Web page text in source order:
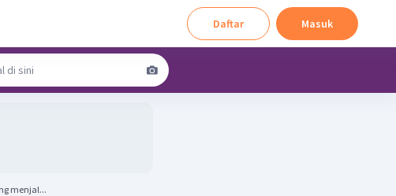
Daftar Masuk
menjal...